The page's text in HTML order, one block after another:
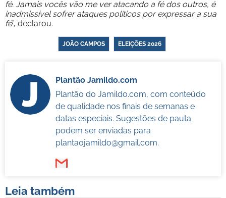
fé. Jamais vocês vão me ver atacando a fé dos outros, é
inadmissível sofrer ataques políticos por expressar a sua
fé”, declarou.
JOÃO CAMPOS ELEIÇÕES 2026
Plantão Jamildo.com
Plantão do Jamildo.com, com conteúdo
de qualidade nos finais de semanas e
datas especiais. Sugestões de pauta
podem ser enviadas para
plantaojamildo@gmail.com.
Leia também